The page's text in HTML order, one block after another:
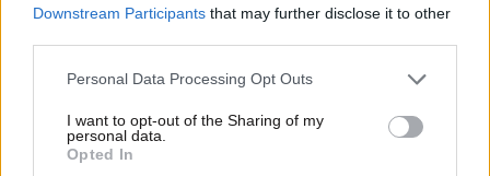
Downstream Participants that may further disclose it to other
Please note that this website/app uses one or more Google
not limited to your visit or usage behaviour. You may click to
grant or deny consent to Google and its third-party tags to
use your data for below specified purposes in below Google
Personal Data Processing Opt Outs
I want to opt-out of the Sharing of my
personal data.
Opted In